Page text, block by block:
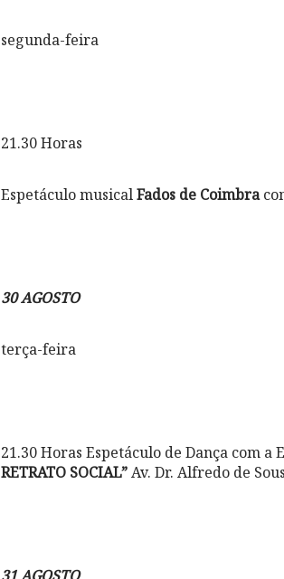
segunda-feira
21.30 Horas
Espetáculo musicalFados de Coimbra
30 AGOSTO
terça-feira
21.30 Horas Espetáculo de Dança com a
RETRATO SOCIAL”Av. Dr. Alfredo de